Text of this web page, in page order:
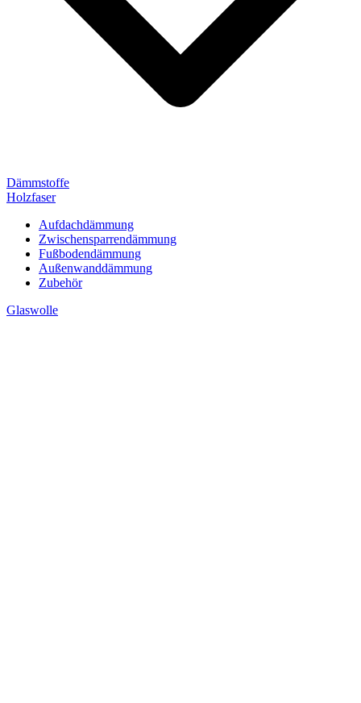
Dämmstoffe
Holzfaser
Aufdachdämmung
Zwischensparrendämmung
Fußbodendämmung
Außenwanddämmung
Zubehör
Glaswolle